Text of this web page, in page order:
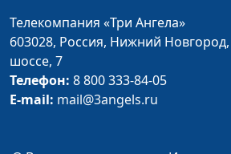
Елена
Кем Дух Святой может
сделать человека
Телекомпания «Три Ангела»
603028, Россия, Нижний Новгород,
шоссе, 7
Телефон: 8 800 333-84-05
E-mail: mail@3angels.ru